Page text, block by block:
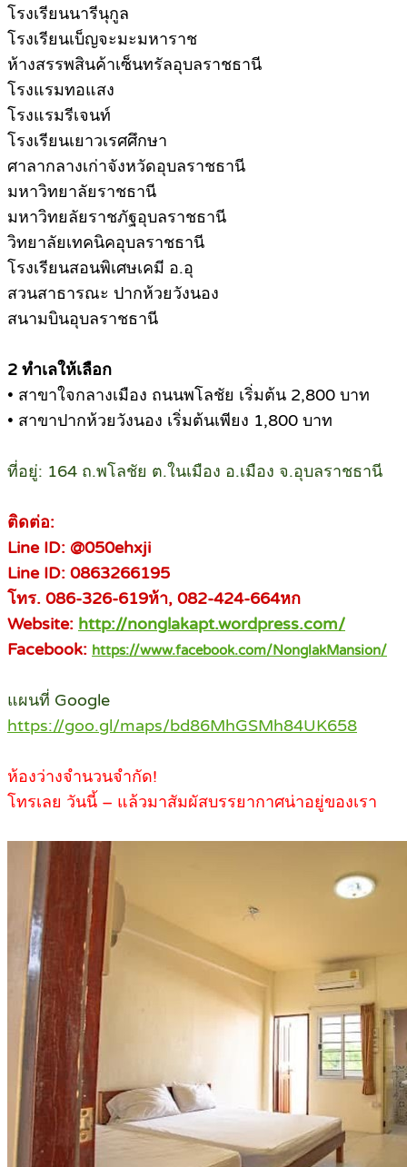
โรงเรียนนารีนุกูล
โรงเรียนเบ็ญจะมะมหาราช
ห้างสรรพสินค้าเซ็นทรัลอุบลราชธานี
โรงแรมทอแสง
โรงแรมรีเจนท์
โรงเรียนเยาวเรศศึกษา
ศาลากลางเก่าจังหวัดอุบลราชธานี
มหาวิทยาลัยราชธานี
มหาวิทยลัยราชภัฐอุบลราชธานี
วิทยาลัยเทคนิคอุบลราชธานี
โรงเรียนสอนพิเศษเคมี อ.อุ
สวนสาธารณะ ปากห้วยวังนอง
สนามบินอุบลราชธานี
2 ทำเลให้เลือก
• สาขาใจกลางเมือง ถนนพโลชัย เริ่มต้น 2,800 บาท
• สาขาปากห้วยวังนอง เริ่มต้นเพียง 1,800 บาท
ที่อยู่: 164 ถ.พโลชัย ต.ในเมือง อ.เมือง จ.อุบลราชธานี
ติดต่อ:
Line ID: @050ehxji
Line ID: 0863266195
โทร. 086-326-619ห้า, 082-424-664หก
Website: http://nonglakapt.wordpress.com/
Facebook: https://www.facebook.com/NonglakMansion/
แผนที่ Google
https://goo.gl/maps/bd86MhGSMh84UK658
ห้องว่างจำนวนจำกัด!
โทรเลย วันนี้ – แล้วมาสัมผัสบรรยากาศน่าอยู่ของเรา